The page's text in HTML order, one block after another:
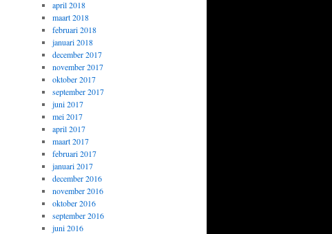
april 2018
maart 2018
februari 2018
januari 2018
december 2017
november 2017
oktober 2017
september 2017
juni 2017
mei 2017
april 2017
maart 2017
februari 2017
januari 2017
december 2016
november 2016
oktober 2016
september 2016
juni 2016